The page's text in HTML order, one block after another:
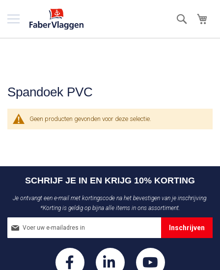
naar
de
Zoek
Spandoek PVC
Geen producten gevonden voor deze selectie.
SCHRIJF JE IN EN KRIJG 10% KORTING
Je ontvangt een e-mail met kortingscode na het bevestigen van je inschrijving.
*Korting is geldig op bijna alle items in ons assortiment.
Inschrijven